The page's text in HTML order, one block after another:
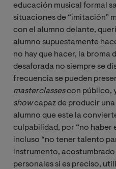
educación musical formal
situaciones de “imitación”
con el alumno delante,
alumno supuestamente
no hay que hacer, la broma
desaforada no siempre se
frecuencia se pueden
masterclassescon público,
showcapaz de producir una
alumno que este la
culpabilidad, por “no haber
incluso “no tener talento
instrumento,
personales si es preciso,